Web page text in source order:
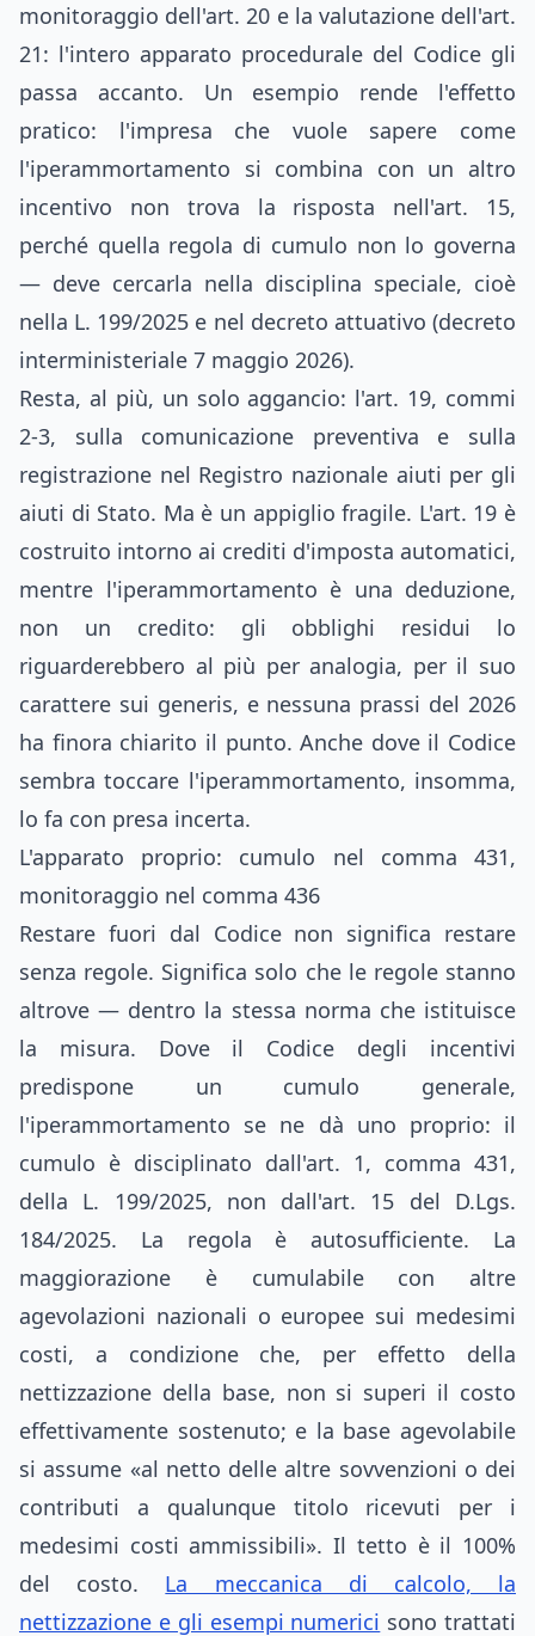
monitoraggio dell'art. 20 e la valutazione dell'art.
21: l'intero apparato procedurale del Codice gli
passa accanto. Un esempio rende l'effetto
pratico: l'impresa che vuole sapere come
l'iperammortamento si combina con un altro
incentivo non trova la risposta nell'art. 15,
perché quella regola di cumulo non lo governa
— deve cercarla nella disciplina speciale, cioè
nella L. 199/2025 e nel decreto attuativo (decreto
interministeriale 7 maggio 2026).
Resta, al più, un solo aggancio: l'art. 19, commi
2-3, sulla comunicazione preventiva e sulla
registrazione nel Registro nazionale aiuti per gli
aiuti di Stato. Ma è un appiglio fragile. L'art. 19 è
costruito intorno ai crediti d'imposta automatici,
mentre l'iperammortamento è una deduzione,
non un credito: gli obblighi residui lo
riguarderebbero al più per analogia, per il suo
carattere sui generis, e nessuna prassi del 2026
ha finora chiarito il punto. Anche dove il Codice
sembra toccare l'iperammortamento, insomma,
lo fa con presa incerta.
L'apparato proprio: cumulo nel comma 431,
monitoraggio nel comma 436
Restare fuori dal Codice non significa restare
senza regole. Significa solo che le regole stanno
altrove — dentro la stessa norma che istituisce
la misura. Dove il Codice degli incentivi
predispone un cumulo generale,
l'iperammortamento se ne dà uno proprio: il
cumulo è disciplinato dall'art. 1, comma 431,
della L. 199/2025, non dall'art. 15 del D.Lgs.
184/2025. La regola è autosufficiente. La
maggiorazione è cumulabile con altre
agevolazioni nazionali o europee sui medesimi
costi, a condizione che, per effetto della
nettizzazione della base, non si superi il costo
effettivamente sostenuto; e la base agevolabile
si assume «al netto delle altre sovvenzioni o dei
contributi a qualunque titolo ricevuti per i
medesimi costi ammissibili». Il tetto è il 100%
del costo. La meccanica di calcolo, la
nettizzazione e gli esempi numerici sono trattati